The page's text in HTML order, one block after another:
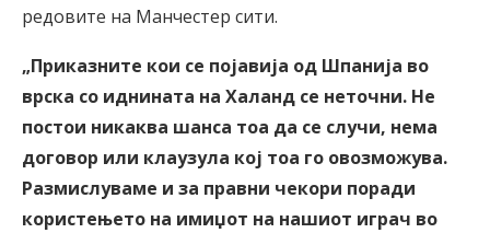
редовите на Манчестер сити.
„Приказните кои се појавија од Шпанија во
врска со иднината на Халанд се неточни. Не
постои никаква шанса тоа да се случи, нема
договор или клаузула кој тоа го овозможува.
Размислуваме и за правни чекори поради
користењето на имиџот на нашиот играч во